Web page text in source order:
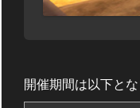
開催期間は以下と